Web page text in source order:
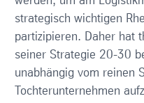
strategisch wichtigen
partizipieren. Daher hat
seiner Strategie 20-30
unabhängig vom reinen
Tochterunternehmen